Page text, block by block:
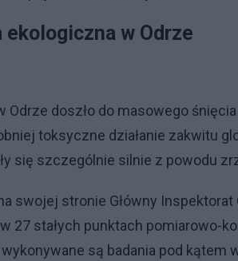
w Odrze
Odrze doszło do masowego
toksyczne działanie zakwitu
się szczególnie silnie z powodu
swojej stronie Główny
27 stałych punktach pomiarowo-
są badania pod kątem